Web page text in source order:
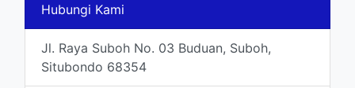
Hubungi Kami
Jl. Raya Suboh No. 03 Buduan, Suboh,
Situbondo 68354